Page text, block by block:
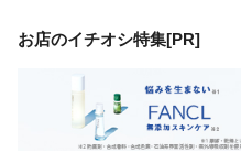
お店のイチオシ特集[PR]